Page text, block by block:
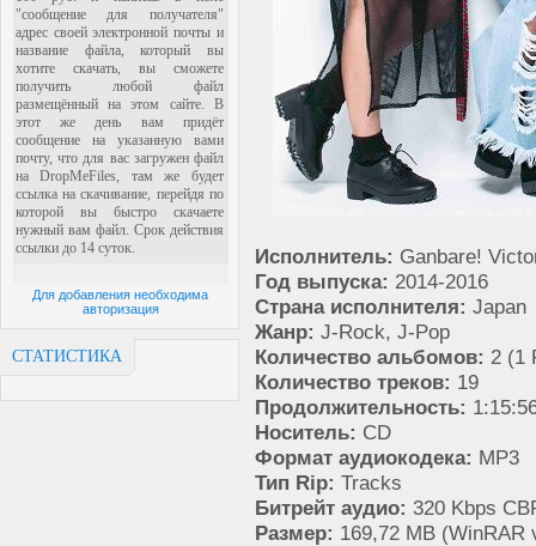
Для добавления необходима
авторизация
СТАТИСТИКА
Исполнитель: Ganbare!
Год выпуска: 2014-2016
Страна исполнителя: Japan
Жанр: J-Rock, J-Pop
Количество альбомов: 2 (1
Количество треков: 19
Продолжительность:
Носитель: CD
Формат аудиокодека: MP3
Тип Rip: Tracks
Битрейт аудио: 320 Kbps
Размер: 169,72 MB (WinRAR